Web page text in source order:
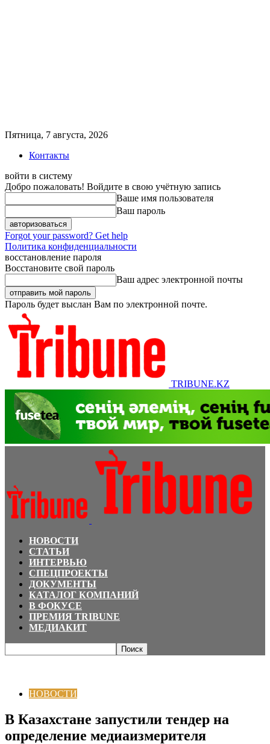
Пятница, 7 августа, 2026
Контакты
войти в систему
Добро пожаловать! Войдите в свою учётную запись
Ваше имя пользователя
Ваш пароль
Forgot your password? Get help
Политика конфиденциальности
восстановление пароля
Восстановите свой пароль
Ваш адрес электронной почты
Пароль будет выслан Вам по электронной почте.
TRIBUNE.KZ
НОВОСТИ
СТАТЬИ
ИНТЕРВЬЮ
СПЕЦПРОЕКТЫ
ДОКУМЕНТЫ
КАТАЛОГ КОМПАНИЙ
В ФОКУСЕ
ПРЕМИЯ TRIBUNE
МЕДИАКИТ
НОВОСТИ
В Казахстане запустили тендер на
определение медиаизмерителя